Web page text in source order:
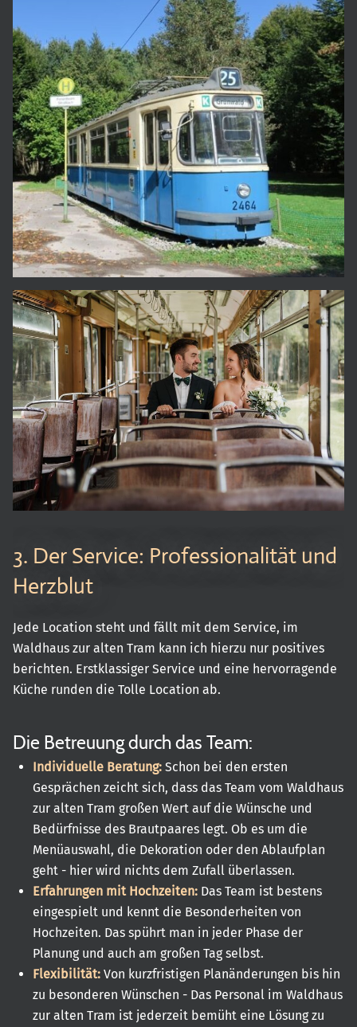
3. Der Service: Professionalität und
Herzblut
Jede Location steht und fällt mit dem Service, im
Waldhaus zur alten Tram kann ich hierzu nur positives
berichten. Erstklassiger Service und eine hervorragende
Küche runden die Tolle Location ab.
Die Betreuung durch das Team:
Individuelle Beratung: Schon bei den ersten
Gesprächen zeicht sich, dass das Team vom Waldhaus
zur alten Tram großen Wert auf die Wünsche und
Bedürfnisse des Brautpaares legt. Ob es um die
Menüauswahl, die Dekoration oder den Ablaufplan
geht - hier wird nichts dem Zufall überlassen.
Erfahrungen mit Hochzeiten: Das Team ist bestens
eingespielt und kennt die Besonderheiten von
Hochzeiten. Das spührt man in jeder Phase der
Planung und auch am großen Tag selbst.
Flexibilität: Von kurzfristigen Planänderungen bis hin
zu besonderen Wünschen - Das Personal im Waldhaus
zur alten Tram ist jederzeit bemüht eine Lösung zu